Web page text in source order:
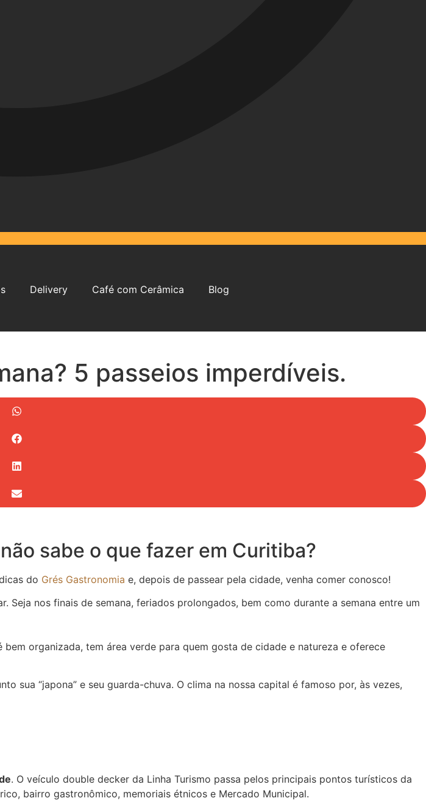
Delivery Café com Cerâmica Blog
5 passeios imperdíveis.
sabe o que fazer em Curitiba?
do Grés Gastronomia e, depois de passear pela cidade, venha comer conosco!
nos finais de semana, feriados prolongados, bem como durante a semana entre um
organizada, tem área verde para quem gosta de cidade e natureza e oferece
sua “japona” e seu guarda-chuva. O clima na nossa capital é famoso por, às vezes,
. O veículo double decker da Linha Turismo passa pelos principais pontos turísticos da
bairro gastronômico, memoriais étnicos e Mercado Municipal.